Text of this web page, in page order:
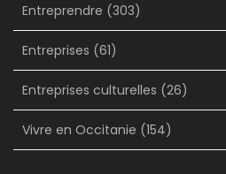
Entreprendre (303)
Entreprises (61)
Entreprises culturelles (26)
Vivre en Occitanie (154)